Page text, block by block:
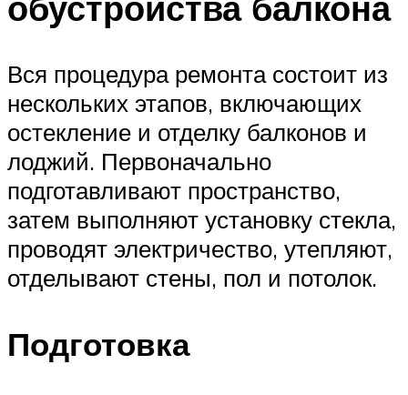
Вся процедура ремонта состоит из
нескольких этапов, включающих
остекление и отделку балконов и
лоджий. Первоначально
подготавливают пространство,
затем выполняют установку стекла,
проводят электричество, утепляют,
отделывают стены, пол и потолок.
Подготовка